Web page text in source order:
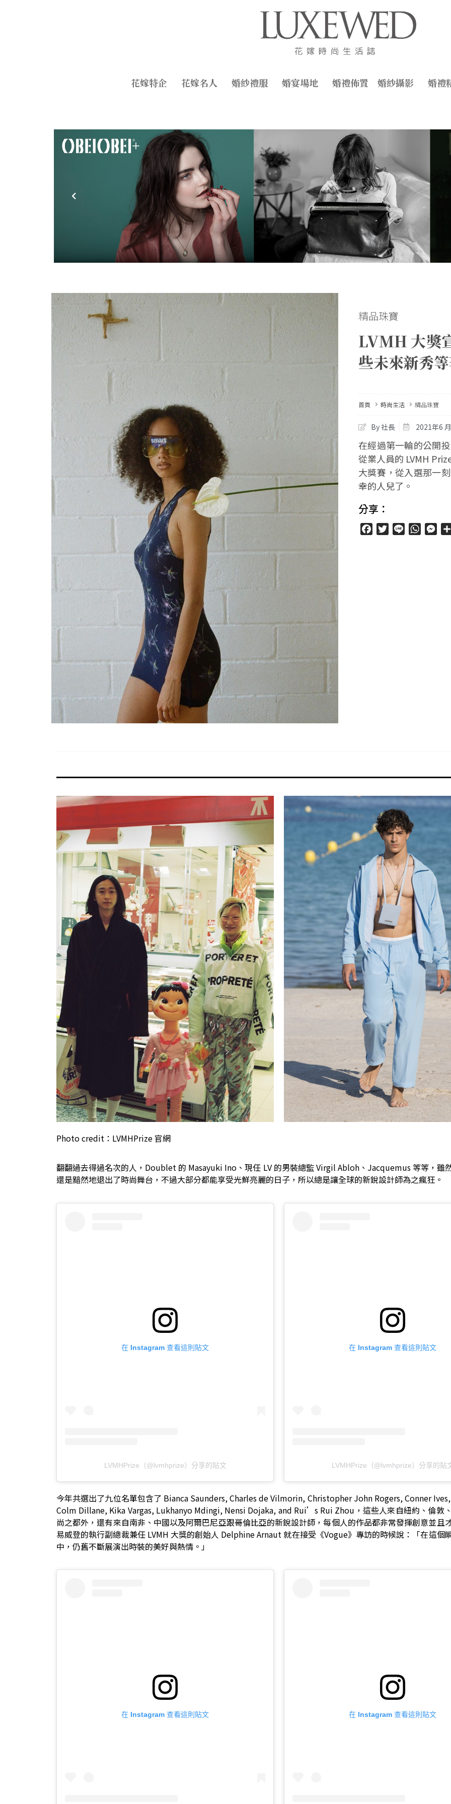
花嫁特企 花嫁名人 婚紗禮服 婚宴場地 婚禮佈置 婚紗攝影 婚禮
精品珠寶
LVMH 大獎
些未來新秀
首頁 時尚生活 精品珠寶
By 社長 2021年6
在經過第一輪的公開
從業人員的 LVMH
大獎賽，從入選那一
幸的人兒了。
分享：
FacebookTwitter
Line
Photo credit：LVMHPrize 官網
翻翻過去得過名次的人，Doublet 的 Masayuki Ino、現任 LV 的男裝總監 Virgil Abloh、Jacquemus 等等，雖
還是黯然地退出了時尚舞台，不過大部分都能享受光鮮亮麗的日子，所以總是讓全球的新銳設計師為之瘋狂。
在 Instagram 查看這則貼文
LVMHPrize（@lvmhprize）分享的貼文
在 Instagram 查看這則貼文
LVMHPrize（@lvmhprize）分享的貼
今年共選出了九位名單包含了 Bianca Saunders, Charles de Vilmorin, Christopher John Rogers, Conner
Colm Dillane, Kika Vargas, Lukhanyo Mdingi, Nensi Dojaka, and Rui’s Rui Zhou，這些人來自紐約、倫敦
尚之都外，還有來自南非、中國以及阿爾巴尼亞跟哥倫比亞的新銳設計師，每個人的作品都非常發揮創意並且
易威登的執行副總裁兼任 LVMH 大獎的創始人 Delphine Arnaut 就在接受《Vogue》專訪的時候說：「在這個
中，仍舊不斷展演出時裝的美好與熱情。」
在 Instagram 查看這則貼文 在 Instagram 查看這則貼文